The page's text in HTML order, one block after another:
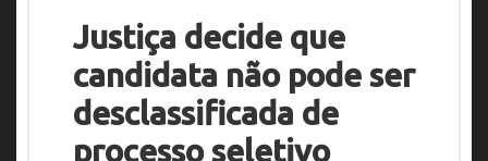
Justiça decide que
candidata não pode ser
desclassificada de
processo seletivo